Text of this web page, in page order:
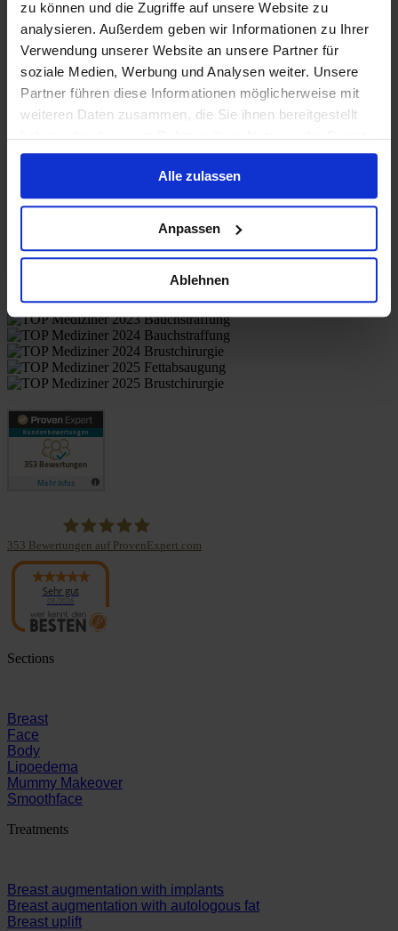
zu können und die Zugriffe auf unsere Website zu
analysieren. Außerdem geben wir Informationen zu Ihrer
Verwendung unserer Website an unsere Partner für
soziale Medien, Werbung und Analysen weiter. Unsere
Partner führen diese Informationen möglicherweise mit
weiteren Daten zusammen, die Sie ihnen bereitgestellt
haben oder die sie im Rahmen Ihrer Nutzung der Dienste
gesammelt haben.
Alle zulassen
Anpassen
Ablehnen
Panaesthetics
353 Bewertungen auf ProvenExpert.com
Sehr gut
08/2026
Sections
Breast
Face
Body
Lipoedema
Mummy Makeover
Smoothface
Treatments
Breast augmentation with implants
Breast augmentation with autologous fat
Breast uplift